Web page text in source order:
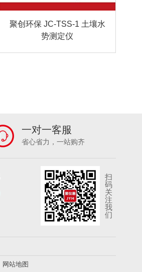
聚创环保 JC-TSS-1 土壤水
势测定仪
一对一客服
省心省力，一站购齐
扫
码
关
注
我
们
网站地图